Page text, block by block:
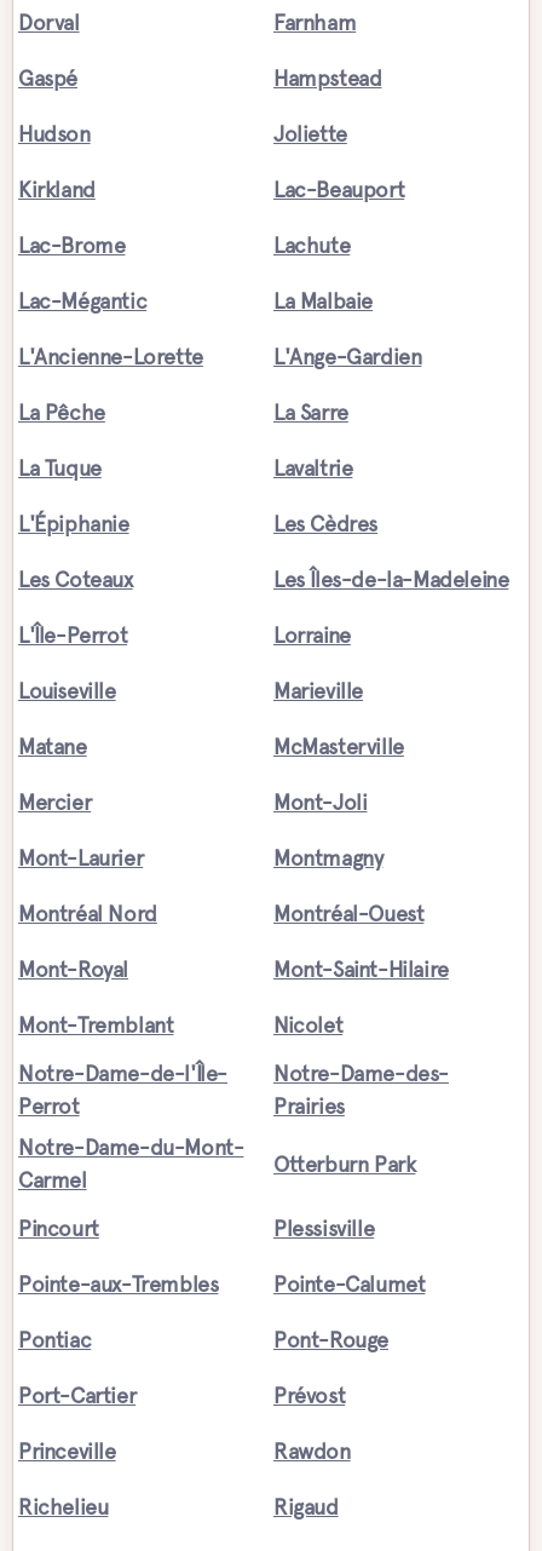
Dorval Farnham
Gaspé Hampstead
Hudson Joliette
Kirkland Lac-Beauport
Lac-Brome Lachute
Lac-Mégantic La Malbaie
L'Ancienne-Lorette L'Ange-Gardien
La Pêche La Sarre
La Tuque Lavaltrie
L'Épiphanie Les Cèdres
Les Coteaux Les Îles-de-la-Madeleine
L'Île-Perrot Lorraine
Louiseville Marieville
Matane McMasterville
Mercier Mont-Joli
Mont-Laurier Montmagny
Montréal Nord Montréal-Ouest
Mont-Royal Mont-Saint-Hilaire
Mont-Tremblant
Nicolet
Notre-Dame-de-l'Île-
Perrot
Notre-Dame-des-
Prairies
Notre-Dame-du-Mont-
Carmel
Otterburn Park
Pincourt Plessisville
Pointe-aux-Trembles Pointe-Calumet
Pontiac Pont-Rouge
Port-Cartier Prévost
Princeville Rawdon
Richelieu Rigaud